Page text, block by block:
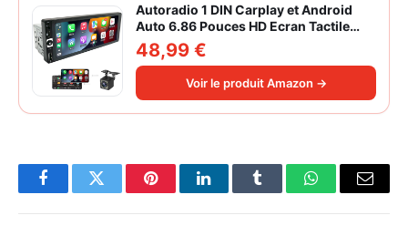
Autoradio 1 DIN Carplay et Android
Auto 6.86 Pouces HD Ecran Tactile
Poste Radio Voiture Soutien Lien
Miroir iOS/Android/Radio FM/USB/EQ
Autoradio Bluetooth Caméra de Recul
48,99 €
Voir le produit Amazon →
FacebookTwitter PinterestLinkedInTumblr WhatsAppEmail